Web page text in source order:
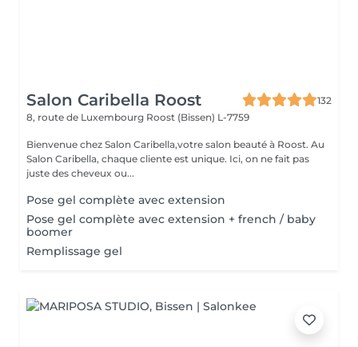
Salon Caribella Roost
132
8, route de Luxembourg Roost (Bissen) L-7759
Bienvenue chez Salon Caribella,votre salon beauté à Roost. Au
Salon Caribella, chaque cliente est unique. Ici, on ne fait pas
juste des cheveux ou...
Pose gel complète avec extension
Pose gel complète avec extension + french / baby
boomer
Remplissage gel